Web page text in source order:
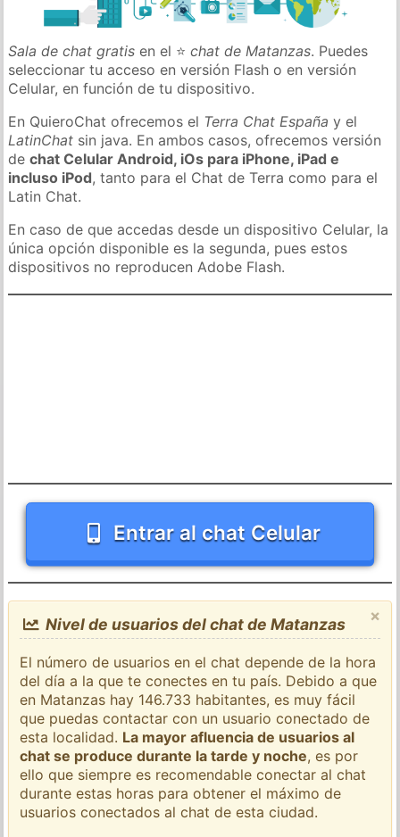
Sala de chat gratis en el ⭐chat de Matanzas. Puedes
seleccionar tu acceso en versión Flash o en versión
Celular, en función de tu dispositivo.
En QuieroChat ofrecemos el Terra Chat España y el
LatinChat sin java. En ambos casos, ofrecemos versión
dechat Celular Android, iOs para iPhone, iPad e
incluso iPod, tanto para el Chat de Terra como para el
Latin Chat.
En caso de que accedas desde un dispositivo Celular, la
única opción disponible es la segunda, pues estos
dispositivos no reproducen Adobe Flash.
Entrar al chat Celular
×
Nivel de usuarios del chat de Matanzas
El número de usuarios en el chat depende de la hora
del día a la que te conectes en tu país. Debido a que
en Matanzas hay 146.733 habitantes, es muy fácil
que puedas contactar con un usuario conectado de
esta localidad. La mayor afluencia de usuarios al
chat se produce durante la tarde y noche, es por
ello que siempre es recomendable conectar al chat
durante estas horas para obtener el máximo de
usuarios conectados al chat de esta ciudad.